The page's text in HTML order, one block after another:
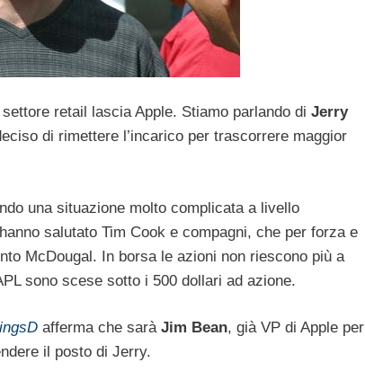
retail lascia Apple. Stiamo parlando di Jerry
di rimettere l’incarico per trascorrere maggior
una situazione molto complicata a livello
salutato Tim Cook e compagni, che per forza e
McDougal. In borsa le azioni non riescono più a
sono scese sotto i 500 dollari ad azione.
afferma che saràJim Bean, già VP di Apple per
il posto di Jerry.